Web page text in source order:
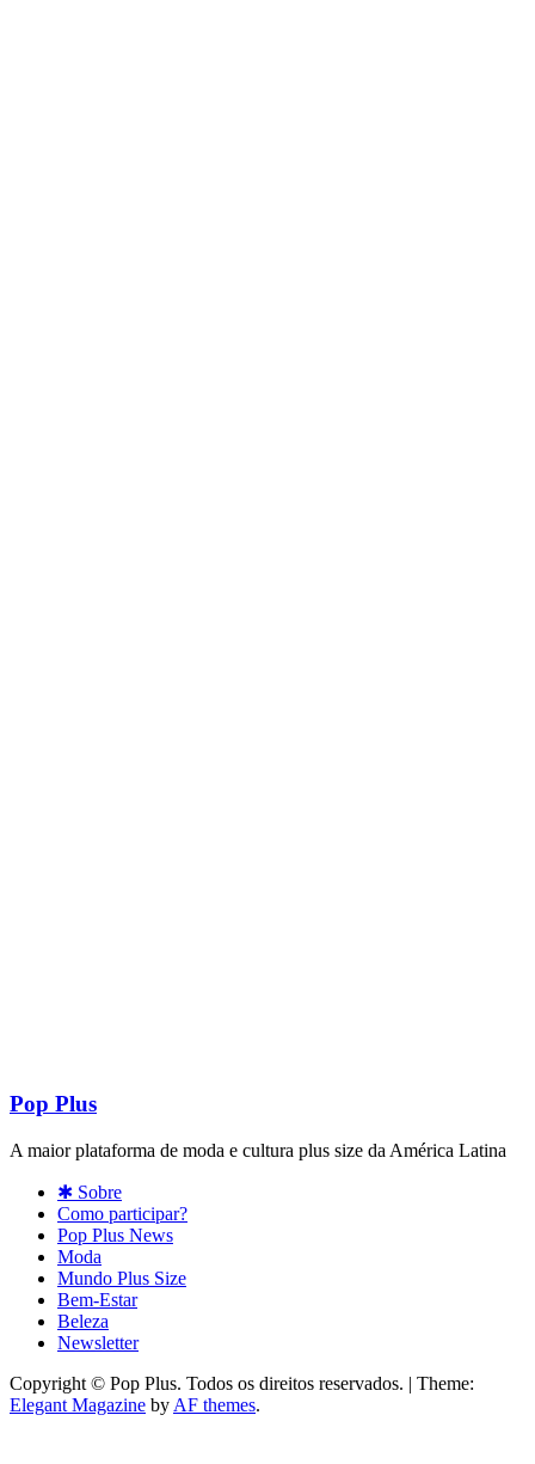
Pop Plus
A maior plataforma de moda e cultura plus size da América Latina
✱ Sobre
Como participar?
Pop Plus News
Moda
Mundo Plus Size
Bem-Estar
Beleza
Newsletter
Copyright © Pop Plus. Todos os direitos reservados. | Theme:
Elegant Magazine by AF themes.